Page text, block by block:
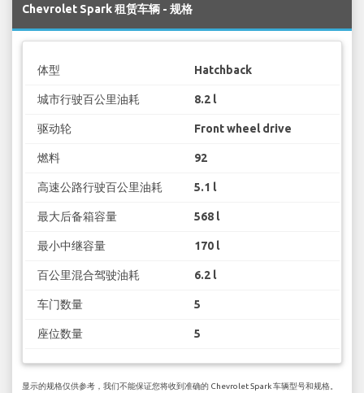
Chevrolet Spark 租赁车辆 - 规格
体型 Hatchback
城市行驶百公里油耗 8.2 l
驱动轮 Front wheel drive
燃料 92
高速公路行驶百公里油耗 5.1 l
最大后备箱容量 568 l
最小中继容量 170 l
百公里混合驾驶油耗 6.2 l
车门数量 5
座位数量 5
显示的规格仅供参考，我们不能保证您将收到准确的 Chevrolet Spark 车辆型号和规格。